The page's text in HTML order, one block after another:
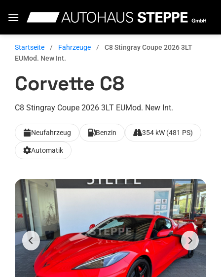
Inhalt
Startseite / Fahrzeuge /
C8 Stingray Coupe 2026 3LT
EUMod. New Int.
Corvette C8
C8 Stingray Coupe 2026 3LT EUMod. New Int.
Neufahrzeug Benzin 354 kW (481 PS)
Automatik